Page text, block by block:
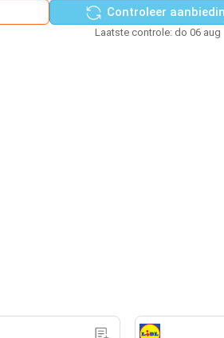
Controleer
Laatste controle: do 06 aug